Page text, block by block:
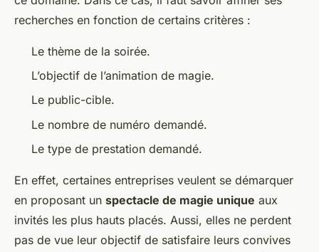
recherches en fonction de certains critères :
Le thème de la soirée.
L’objectif de l’animation de magie.
Le public-cible.
Le nombre de numéro demandé.
Le type de prestation demandé.
En effet, certaines entreprises veulent se démarquer
en proposant un spectacle de magie unique aux
invités les plus hauts placés. Aussi, elles ne perdent
pas de vue leur objectif de satisfaire leurs convives